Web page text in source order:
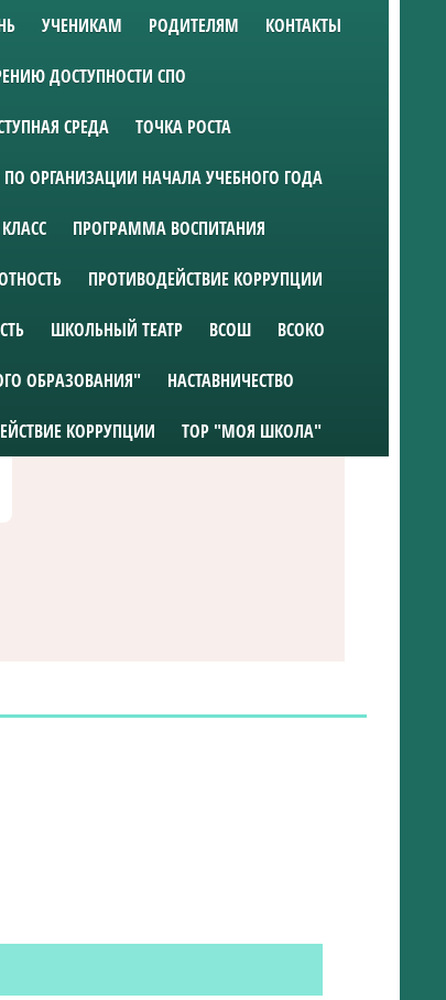
УЧЕНИКАМ РОДИТЕЛЯМ КОНТАКТЫ
ДОСТУПНОСТИ СПО
СРЕДА ТОЧКА РОСТА
ОРГАНИЗАЦИИ НАЧАЛА УЧЕБНОГО ГОДА
ПРОГРАММА ВОСПИТАНИЯ
ПРОТИВОДЕЙСТВИЕ КОРРУПЦИИ
ШКОЛЬНЫЙ ТЕАТР ВСОШ ВСОКО
ОБРАЗОВАНИЯ" НАСТАВНИЧЕСТВО
КОРРУПЦИИ ТОР "МОЯ ШКОЛА"